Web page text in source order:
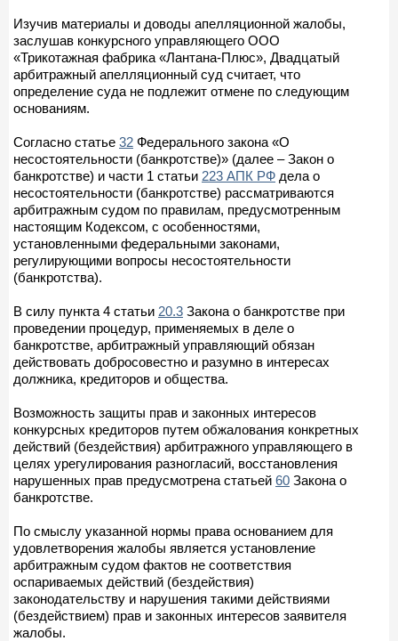
Изучив материалы и доводы апелляционной жалобы,
заслушав конкурсного управляющего ООО
«Трикотажная фабрика «Лантана-Плюс», Двадцатый
арбитражный апелляционный суд считает, что
определение суда не подлежит отмене по следующим
основаниям.
Согласно статье 32 Федерального закона «О
несостоятельности (банкротстве)» (далее – Закон о
банкротстве) и части 1 статьи 223 АПК РФ дела о
несостоятельности (банкротстве) рассматриваются
арбитражным судом по правилам, предусмотренным
настоящим Кодексом, с особенностями,
установленными федеральными законами,
регулирующими вопросы несостоятельности
(банкротства).
В силу пункта 4 статьи 20.3 Закона о банкротстве при
проведении процедур, применяемых в деле о
банкротстве, арбитражный управляющий обязан
действовать добросовестно и разумно в интересах
должника, кредиторов и общества.
Возможность защиты прав и законных интересов
конкурсных кредиторов путем обжалования конкретных
действий (бездействия) арбитражного управляющего в
целях урегулирования разногласий, восстановления
нарушенных прав предусмотрена статьей 60 Закона о
банкротстве.
По смыслу указанной нормы права основанием для
удовлетворения жалобы является установление
арбитражным судом фактов не соответствия
оспариваемых действий (бездействия)
законодательству и нарушения такими действиями
(бездействием) прав и законных интересов заявителя
жалобы.